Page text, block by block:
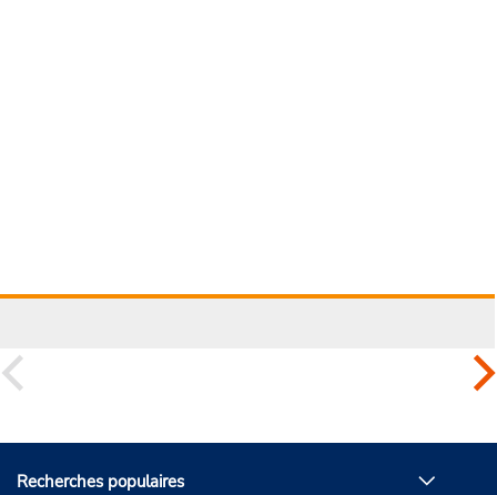
Recherches populaires